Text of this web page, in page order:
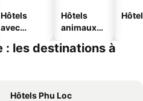
Hôtels
avec
Hôtels
animaux
: les destinations à
Hôtels Phu Loc